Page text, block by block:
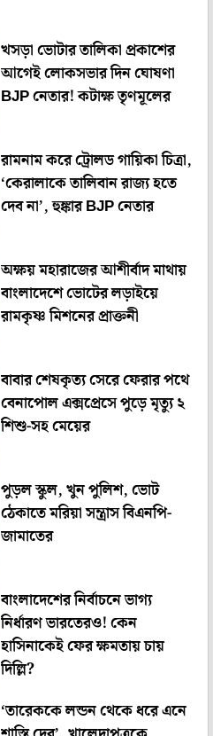
খসড়া ভোটার তালিকা প্রকাশের
আগেই লোকসভার দিন ঘোষণা
BJP নেতার! কটাক্ষ তৃণমূলের
রামনাম করে ট্রোলড গায়িকা চিত্রা,
‘কেরালাকে তালিবান রাজ্য হতে
দেব না’, হুঙ্কার BJP নেতার
অক্ষয় মহারাজের আশীর্বাদ মাথায়
বাংলাদেশে ভোটের লড়াইয়ে
রামকৃষ্ণ মিশনের প্রাক্তনী
বাবার শেষকৃত্য সেরে ফেরার পথে
বেনাপোল এক্সপ্রেসে পুড়ে মৃত্যু ২
শিশু-সহ মেয়ের
পুড়ল স্কুল, খুন পুলিশ, ভোট
ঠেকাতে মরিয়া সন্ত্রাস বিএনপি-
জামাতের
বাংলাদেশের নির্বাচনে ভাগ্য
নির্ধারণ ভারতেরও! কেন
হাসিনাকেই ফের ক্ষমতায় চায়
দিল্লি?
‘তারেককে লন্ডন থেকে ধরে এনে